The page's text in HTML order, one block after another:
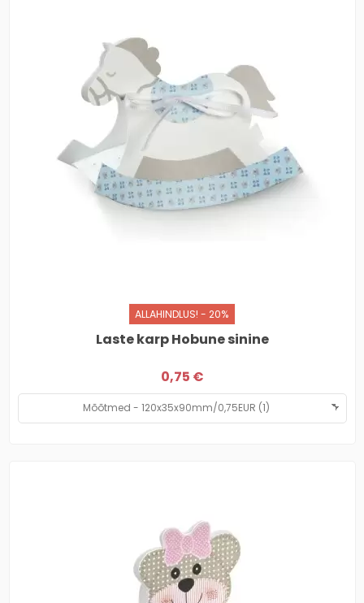
ALLAHINDLUS! - 20%
Laste karp Hobune sinine
0,75 €